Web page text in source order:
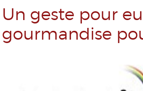
Un geste pour
gourmandise